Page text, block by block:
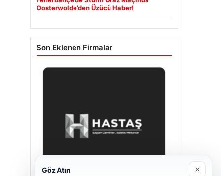
Oosterwolde’den Üzücü Haber!
Son Eklenen Firmalar
Göz Atın ×